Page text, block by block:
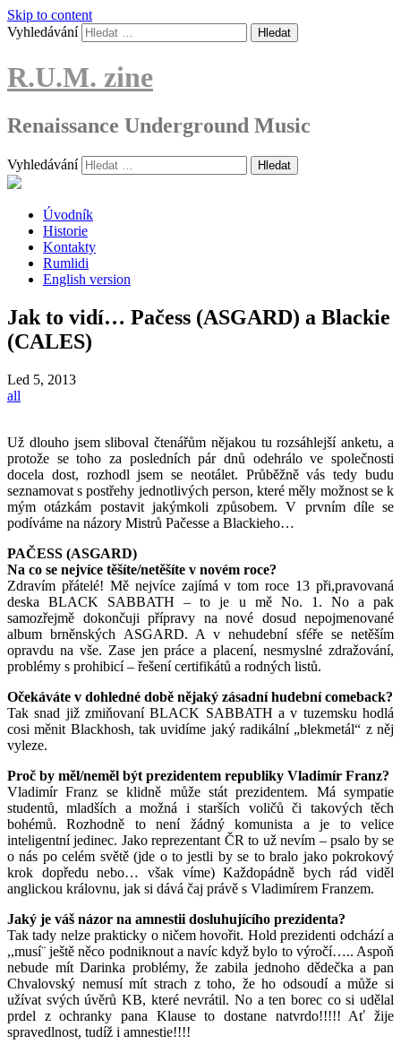
Skip to content
Vyhledávání
R.U.M. zine
Renaissance Underground Music
Vyhledávání
Úvodník
Historie
Kontakty
Rumlidi
English version
Jak to vidí… Pačess (ASGARD) a Blackie
(CALES)
Led 5, 2013
all
Už dlouho jsem sliboval čtenářům nějakou tu rozsáhlejší anketu, a
protože se toho za posledních pár dnů odehrálo ve společnosti
docela dost, rozhodl jsem se neotálet. Průběžně vás tedy budu
seznamovat s postřehy jednotlivých person, které měly možnost se k
mým otázkám postavit jakýmkoli způsobem. V prvním díle se
podíváme na názory Mistrů Pačesse a Blackieho…
PAČESS (ASGARD)
Na co se nejvíce těšíte/netěšíte v novém roce?
Zdravím přátelé! Mě nejvíce zajímá v tom roce 13 při,pravovaná
deska BLACK SABBATH – to je u mě No. 1. No a pak
samozřejmě dokončuji přípravy na nové dosud nepojmenované
album brněnských ASGARD. A v nehudební sféře se netěším
opravdu na vše. Zase jen práce a placení, nesmyslné zdražování,
problémy s prohibicí – řešení certifikátů a rodných listů.
Očekáváte v dohledné době nějaký zásadní hudební comeback?
Tak snad již zmiňovaní BLACK SABBATH a v tuzemsku hodlá
cosi měnit Blackhosh, tak uvidíme jaký radikální „blekmetál“ z něj
vyleze.
Proč by měl/neměl být prezidentem republiky Vladimír Franz?
Vladimír Franz se klidně může stát prezidentem. Má sympatie
studentů, mladších a možná i starších voličů či takových těch
bohémů. Rozhodně to není žádný komunista a je to velice
inteligentní jedinec. Jako reprezentant ČR to už nevím – psalo by se
o nás po celém světě (jde o to jestli by se to bralo jako pokrokový
krok dopředu nebo… však víme) Každopádně bych rád viděl
anglickou královnu, jak si dává čaj právě s Vladimírem Franzem.
Jaký je váš názor na amnestii dosluhujícího prezidenta?
Tak tady nelze prakticky o ničem hovořit. Hold prezidenti odchází a
,,musí¨ ještě něco podniknout a navíc když bylo to výročí….. Aspoň
nebude mít Darinka problémy, že zabila jednoho dědečka a pan
Chvalovský nemusí mít strach z toho, že ho odsoudí a může si
užívat svých úvěrů KB, které nevrátil. No a ten borec co si udělal
prdel z ochranky pana Klause to dostane natvrdo!!!!! Ať žije
spravedlnost, tudíž i amnestie!!!!